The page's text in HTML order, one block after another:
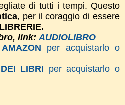
di tutti i tempi. Questo
, per il coraggio di essere
link: AUDIOLIBRO
AMAZON per acquistarlo o
LIBRI per acquistarlo o